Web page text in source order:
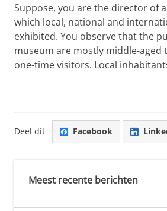
Suppose, you are the director of
which local, national and
exhibited. You observe that the
museum are mostly middle-
one-time visitors. Local
Deel dit Facebook
Meest recente berichten